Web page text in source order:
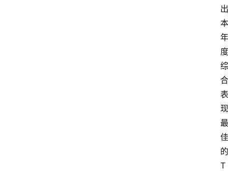
出
本
年
度
综
合
表
现
最
佳
的
T